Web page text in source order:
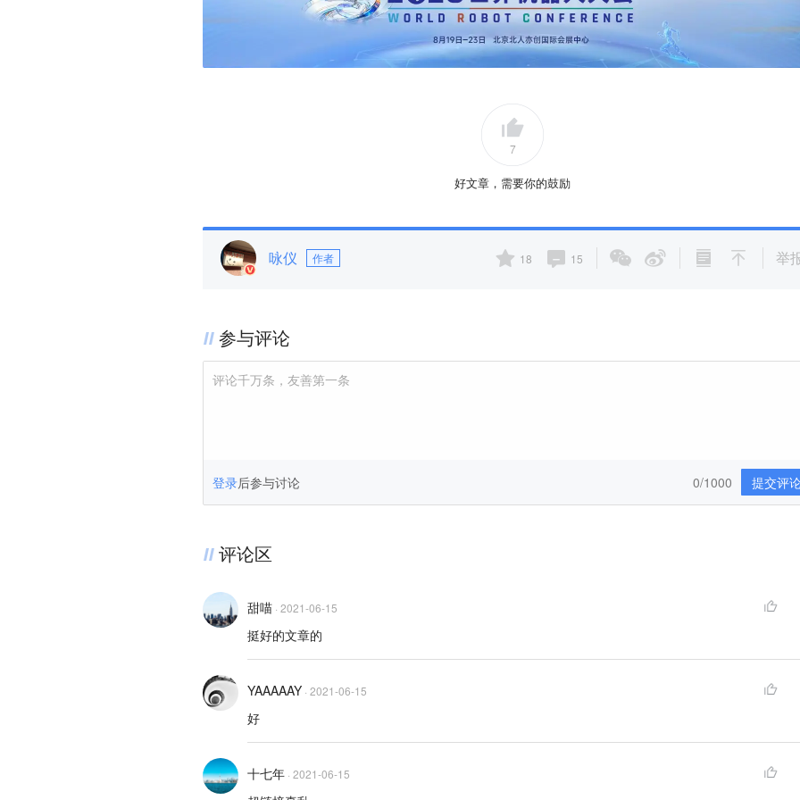
7
好文章，需要你的鼓励
咏仪 作者 18 15 举
参与评论
评论千万条，友善第一条
登录后参与讨论 提交评
0/1000
评论区
甜喵 · 2021-06-15
挺好的文章的
YAAAAAY · 2021-06-15
好
十七年 · 2021-06-15